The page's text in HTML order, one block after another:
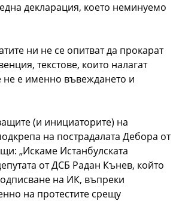
декларация, което неминуемо
ни не се опитват да прокарат
текстове, които налагат
не е именно въвеждането и
(и инициаторите) на
на пострадалата Дебора от
„Искаме Истанбулската
от ДСБ Радан Кънев, който
на ИК, въпреки
на протестите срещу